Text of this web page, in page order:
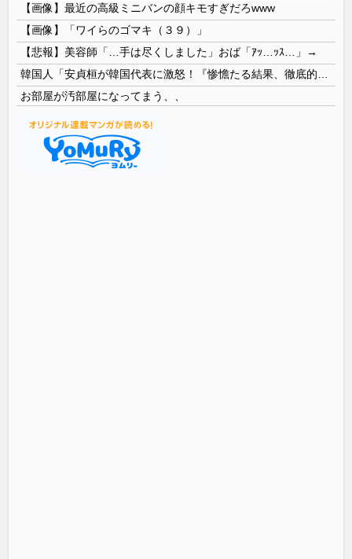
【画像】最近の高級ミニバンの顔キモすぎだろwww
【画像】「ワイらのゴマキ（３９）」
【悲報】美容師「…手は尽くしました」おば「ｱｯ…ｯｽ…」→
お部屋が汚部屋になってまう、、